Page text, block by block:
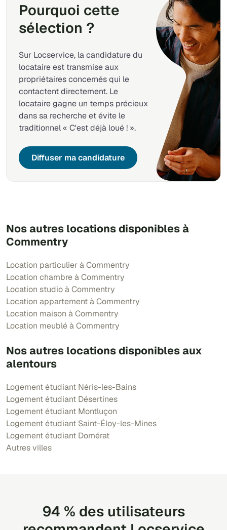
Pourquoi cette
sélection ?
Sur Locservice, la candidature du
locataire est transmise aux
propriétaires concernés qui le
contactent directement. Le
locataire gagne un temps précieux
dans sa recherche et évite le
traditionnel « C'est déjà loué ! ».
Diffuser ma candidature
Nos autres locations disponibles à
Commentry
Location particulier à Commentry
Location chambre à Commentry
Location studio à Commentry
Location appartement à Commentry
Location maison à Commentry
Location meublé à Commentry
Nos autres locations disponibles aux
alentours
Logement étudiant Néris-les-Bains
Logement étudiant Désertines
Logement étudiant Montluçon
Logement étudiant Saint-Éloy-les-Mines
Logement étudiant Domérat
Autres villes
94 % des utilisateurs